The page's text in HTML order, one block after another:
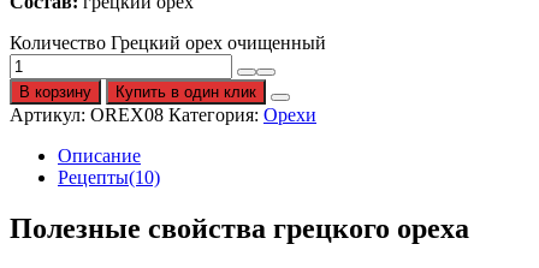
Количество Грецкий орех очищенный
В корзину Купить в один клик
Артикул: OREX08 Категория: Орехи
Описание
Рецепты(10)
Полезные свойства грецкого ореха